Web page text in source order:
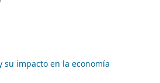
su impacto en la economía